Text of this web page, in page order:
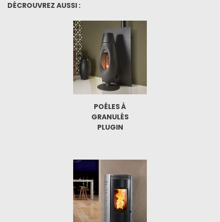
DÉCROUVREZ AUSSI :
POÊLES À
GRANULÉS
PLUGIN